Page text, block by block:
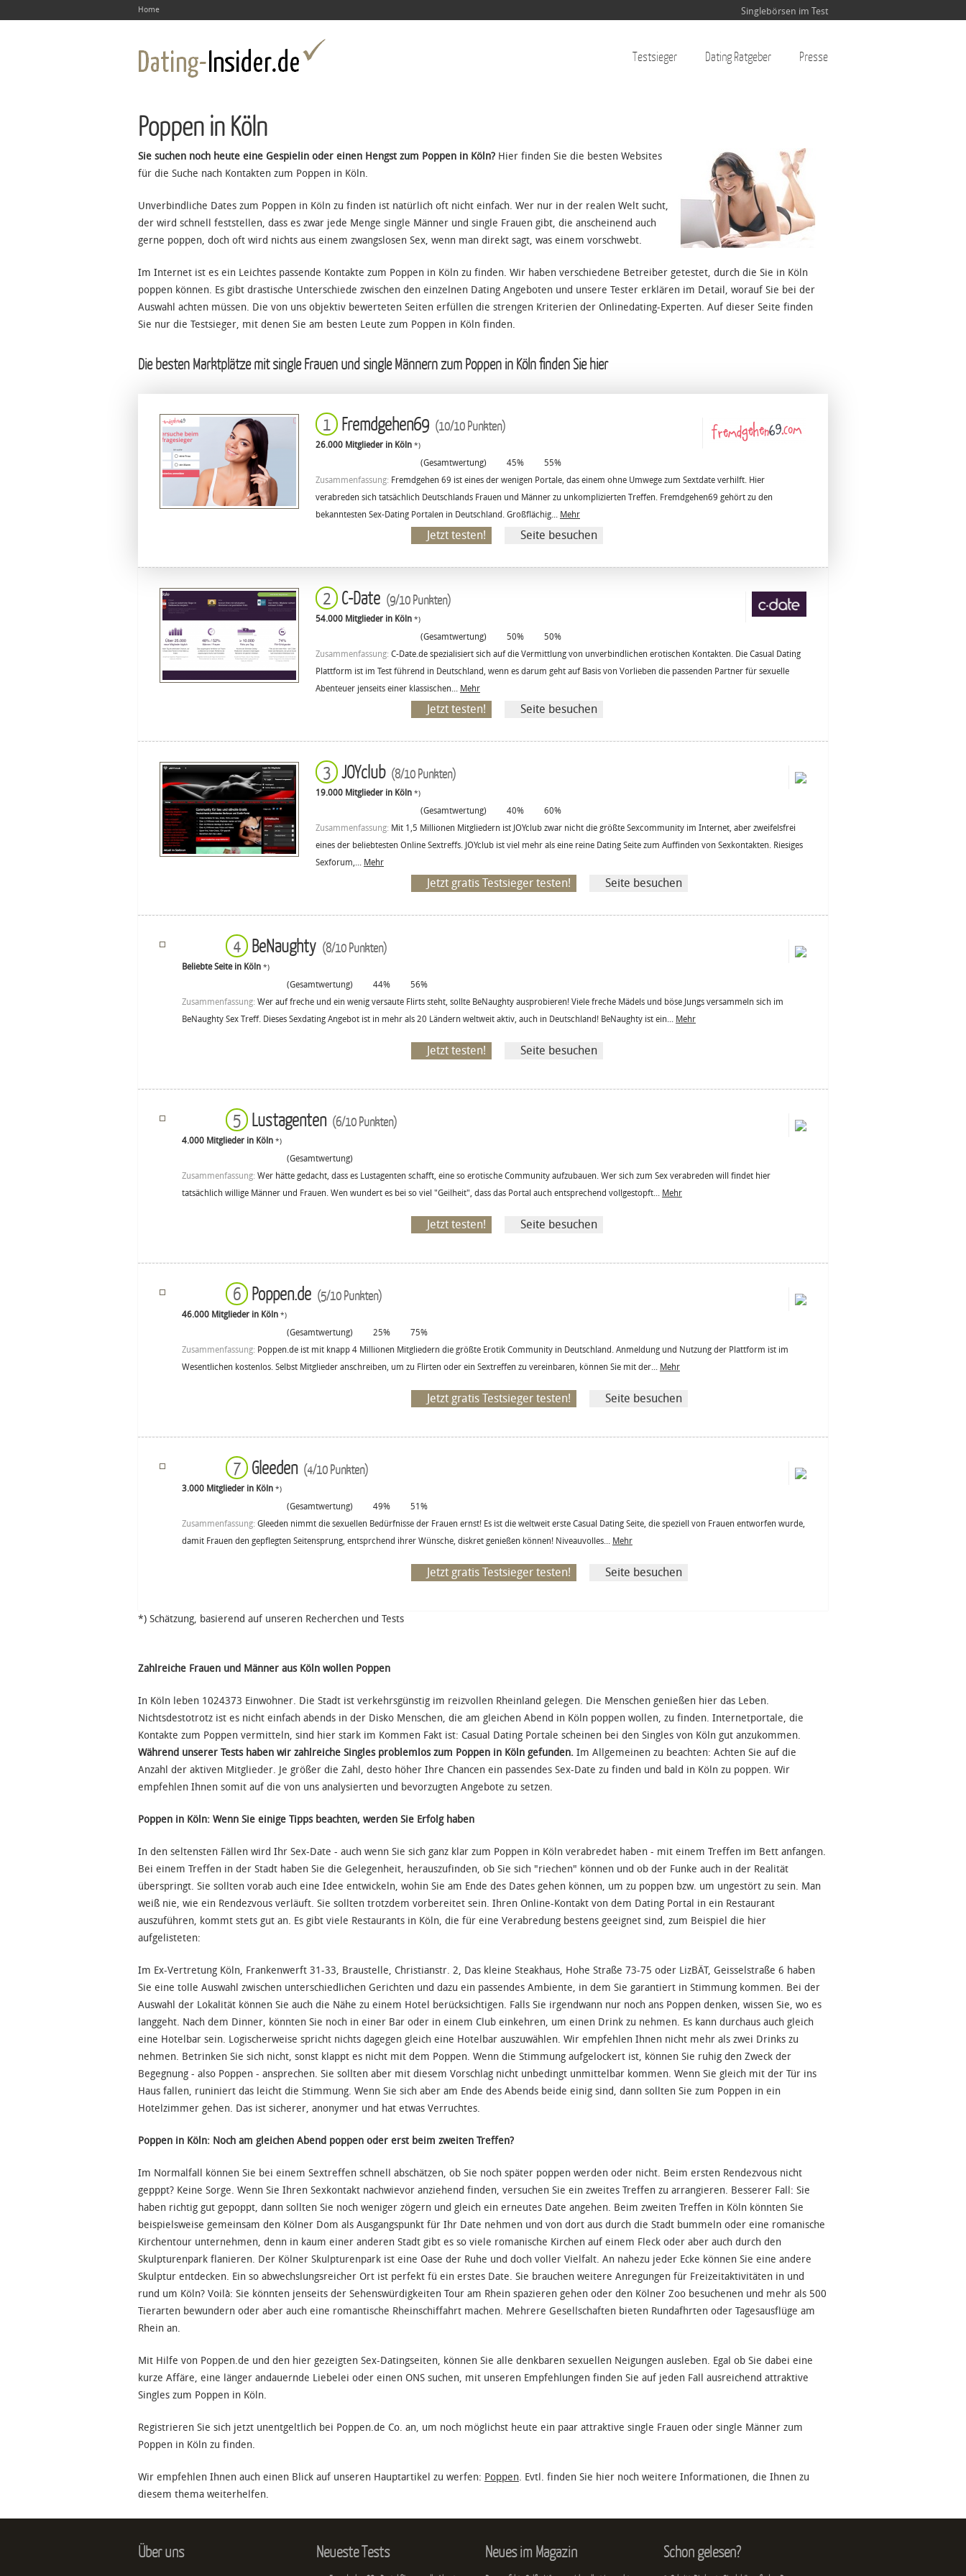
Home Singlebörsen im Test
Testsieger Dating Ratgeber Presse
Poppen in Köln
Sie suchen noch heute eine Gespielin oder einen Hengst zum Poppen in Köln? Hier finden Sie die besten Websites
für die Suche nach Kontakten zum Poppen in Köln.
Unverbindliche Dates zum Poppen in Köln zu finden ist natürlich oft nicht einfach. Wer nur in der realen Welt sucht,
der wird schnell feststellen, dass es zwar jede Menge single Männer und single Frauen gibt, die anscheinend auch
gerne poppen, doch oft wird nichts aus einem zwangslosen Sex, wenn man direkt sagt, was einem vorschwebt.
Im Internet ist es ein Leichtes passende Kontakte zum Poppen in Köln zu finden. Wir haben verschiedene Betreiber getestet, durch die Sie in Köln
poppen können. Es gibt drastische Unterschiede zwischen den einzelnen Dating Angeboten und unsere Tester erklären im Detail, worauf Sie bei der
Auswahl achten müssen. Die von uns objektiv bewerteten Seiten erfüllen die strengen Kriterien der Onlinedating-Experten. Auf dieser Seite finden
Sie nur die Testsieger, mit denen Sie am besten Leute zum Poppen in Köln finden.
Die besten Marktplätze mit single Frauen und single Männern zum Poppen in Köln finden Sie hier
1 Fremdgehen69 (10/10 Punkten)
26.000 Mitglieder in Köln *)
(Gesamtwertung) 45%
55%
Zusammenfassung: Fremdgehen 69 ist eines der wenigen Portale, das einem ohne Umwege zum Sextdate verhilft. Hier
verabreden sich tatsächlich Deutschlands Frauen und Männer zu unkomplizierten Treffen. Fremdgehen69 gehört zu den
bekanntesten Sex-Dating Portalen in Deutschland. Großflächig... Mehr
Jetzt testen! Seite besuchen
2 C-Date (9/10 Punkten)
54.000 Mitglieder in Köln *)
(Gesamtwertung) 50%
50%
Zusammenfassung: C-Date.de spezialisiert sich auf die Vermittlung von unverbindlichen erotischen Kontakten. Die Casual Dating
Plattform ist im Test führend in Deutschland, wenn es darum geht auf Basis von Vorlieben die passenden Partner für sexuelle
Abenteuer jenseits einer klassischen... Mehr
Jetzt testen! Seite besuchen
3 JOYclub (8/10 Punkten)
19.000 Mitglieder in Köln *)
(Gesamtwertung) 40%
60%
Zusammenfassung: Mit 1,5 Millionen Mitgliedern ist JOYclub zwar nicht die größte Sexcommunity im Internet, aber zweifelsfrei
eines der beliebtesten Online Sextreffs. JOYclub ist viel mehr als eine reine Dating Seite zum Auffinden von Sexkontakten. Riesiges
Sexforum,... Mehr
Jetzt gratis Testsieger testen! Seite besuchen
4 BeNaughty (8/10 Punkten)
Beliebte Seite in Köln *)
(Gesamtwertung) 44%
56%
Zusammenfassung: Wer auf freche und ein wenig versaute Flirts steht, sollte BeNaughty ausprobieren! Viele freche Mädels und böse Jungs versammeln sich im
BeNaughty Sex Treff. Dieses Sexdating Angebot ist in mehr als 20 Ländern weltweit aktiv, auch in Deutschland! BeNaughty ist ein... Mehr
Jetzt testen! Seite besuchen
5 Lustagenten (6/10 Punkten)
4.000 Mitglieder in Köln *)
(Gesamtwertung)
Zusammenfassung: Wer hätte gedacht, dass es Lustagenten schafft, eine so erotische Community aufzubauen. Wer sich zum Sex verabreden will findet hier
tatsächlich willige Männer und Frauen. Wen wundert es bei so viel "Geilheit", dass das Portal auch entsprechend vollgestopft... Mehr
Jetzt testen! Seite besuchen
6 Poppen.de (5/10 Punkten)
46.000 Mitglieder in Köln *)
(Gesamtwertung) 25%
75%
Zusammenfassung: Poppen.de ist mit knapp 4 Millionen Mitgliedern die größte Erotik Community in Deutschland. Anmeldung und Nutzung der Plattform ist im
Wesentlichen kostenlos. Selbst Mitglieder anschreiben, um zu Flirten oder ein Sextreffen zu vereinbaren, können Sie mit der... Mehr
Jetzt gratis Testsieger testen! Seite besuchen
7 Gleeden (4/10 Punkten)
3.000 Mitglieder in Köln *)
(Gesamtwertung) 49%
51%
Zusammenfassung: Gleeden nimmt die sexuellen Bedürfnisse der Frauen ernst! Es ist die weltweit erste Casual Dating Seite, die speziell von Frauen entworfen wurde,
damit Frauen den gepflegten Seitensprung, entsprchend ihrer Wünsche, diskret genießen können! Niveauvolles... Mehr
Jetzt gratis Testsieger testen! Seite besuchen
*) Schätzung, basierend auf unseren Recherchen und Tests
Zahlreiche Frauen und Männer aus Köln wollen Poppen
In Köln leben 1024373 Einwohner. Die Stadt ist verkehrsgünstig im reizvollen Rheinland gelegen. Die Menschen genießen hier das Leben.
Nichtsdestotrotz ist es nicht einfach abends in der Disko Menschen, die am gleichen Abend in Köln poppen wollen, zu finden. Internetportale, die
Kontakte zum Poppen vermitteln, sind hier stark im Kommen Fakt ist: Casual Dating Portale scheinen bei den Singles von Köln gut anzukommen.
Während unserer Tests haben wir zahlreiche Singles problemlos zum Poppen in Köln gefunden. Im Allgemeinen zu beachten: Achten Sie auf die
Anzahl der aktiven Mitglieder. Je größer die Zahl, desto höher Ihre Chancen ein passendes Sex-Date zu finden und bald in Köln zu poppen. Wir
empfehlen Ihnen somit auf die von uns analysierten und bevorzugten Angebote zu setzen.
Poppen in Köln: Wenn Sie einige Tipps beachten, werden Sie Erfolg haben
In den seltensten Fällen wird Ihr Sex-Date - auch wenn Sie sich ganz klar zum Poppen in Köln verabredet haben - mit einem Treffen im Bett anfangen.
Bei einem Treffen in der Stadt haben Sie die Gelegenheit, herauszufinden, ob Sie sich "riechen" können und ob der Funke auch in der Realität
überspringt. Sie sollten vorab auch eine Idee entwickeln, wohin Sie am Ende des Dates gehen können, um zu poppen bzw. um ungestört zu sein. Man
weiß nie, wie ein Rendezvous verläuft. Sie sollten trotzdem vorbereitet sein. Ihren Online-Kontakt von dem Dating Portal in ein Restaurant
auszuführen, kommt stets gut an. Es gibt viele Restaurants in Köln, die für eine Verabredung bestens geeignet sind, zum Beispiel die hier
aufgelisteten:
Im Ex-Vertretung Köln, Frankenwerft 31-33, Braustelle, Christianstr. 2, Das kleine Steakhaus, Hohe Straße 73-75 oder LizBÄT, Geisselstraße 6 haben
Sie eine tolle Auswahl zwischen unterschiedlichen Gerichten und dazu ein passendes Ambiente, in dem Sie garantiert in Stimmung kommen. Bei der
Auswahl der Lokalität können Sie auch die Nähe zu einem Hotel berücksichtigen. Falls Sie irgendwann nur noch ans Poppen denken, wissen Sie, wo es
langgeht. Nach dem Dinner, könnten Sie noch in einer Bar oder in einem Club einkehren, um einen Drink zu nehmen. Es kann durchaus auch gleich
eine Hotelbar sein. Logischerweise spricht nichts dagegen gleich eine Hotelbar auszuwählen. Wir empfehlen Ihnen nicht mehr als zwei Drinks zu
nehmen. Betrinken Sie sich nicht, sonst klappt es nicht mit dem Poppen. Wenn die Stimmung aufgelockert ist, können Sie ruhig den Zweck der
Begegnung - also Poppen - ansprechen. Sie sollten aber mit diesem Vorschlag nicht unbedingt unmittelbar kommen. Wenn Sie gleich mit der Tür ins
Haus fallen, runiniert das leicht die Stimmung. Wenn Sie sich aber am Ende des Abends beide einig sind, dann sollten Sie zum Poppen in ein
Hotelzimmer gehen. Das ist sicherer, anonymer und hat etwas Verruchtes.
Poppen in Köln: Noch am gleichen Abend poppen oder erst beim zweiten Treffen?
Im Normalfall können Sie bei einem Sextreffen schnell abschätzen, ob Sie noch später poppen werden oder nicht. Beim ersten Rendezvous nicht
gepppt? Keine Sorge. Wenn Sie Ihren Sexkontakt nachwievor anziehend finden, versuchen Sie ein zweites Treffen zu arrangieren. Besserer Fall: Sie
haben richtig gut gepoppt, dann sollten Sie noch weniger zögern und gleich ein erneutes Date angehen. Beim zweiten Treffen in Köln könnten Sie
beispielsweise gemeinsam den Kölner Dom als Ausgangspunkt für Ihr Date nehmen und von dort aus durch die Stadt bummeln oder eine romanische
Kirchentour unternehmen, denn in kaum einer anderen Stadt gibt es so viele romanische Kirchen auf einem Fleck oder aber auch durch den
Skulpturenpark flanieren. Der Kölner Skulpturenpark ist eine Oase der Ruhe und doch voller Vielfalt. An nahezu jeder Ecke können Sie eine andere
Skulptur entdecken. Ein so abwechslungsreicher Ort ist perfekt fü ein erstes Date. Sie brauchen weitere Anregungen für Freizeitaktivitäten in und
rund um Köln? Voilà: Sie könnten jenseits der Sehenswürdigkeiten Tour am Rhein spazieren gehen oder den Kölner Zoo besuchenen und mehr als 500
Tierarten bewundern oder aber auch eine romantische Rheinschiffahrt machen. Mehrere Gesellschaften bieten Rundafhrten oder Tagesausflüge am
Rhein an.
Mit Hilfe von Poppen.de und den hier gezeigten Sex-Datingseiten, können Sie alle denkbaren sexuellen Neigungen ausleben. Egal ob Sie dabei eine
kurze Affäre, eine länger andauernde Liebelei oder einen ONS suchen, mit unseren Empfehlungen finden Sie auf jeden Fall ausreichend attraktive
Singles zum Poppen in Köln.
Registrieren Sie sich jetzt unentgeltlich bei Poppen.de Co. an, um noch möglichst heute ein paar attraktive single Frauen oder single Männer zum
Poppen in Köln zu finden.
Wir empfehlen Ihnen auch einen Blick auf unseren Hauptartikel zu werfen: Poppen. Evtl. finden Sie hier noch weitere Informationen, die Ihnen zu
diesem thema weiterhelfen.
Über uns Neueste Tests Neues im Magazin Schon gelesen?